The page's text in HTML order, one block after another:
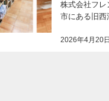
2026年4月20日
株式会社フレ
市にある旧西